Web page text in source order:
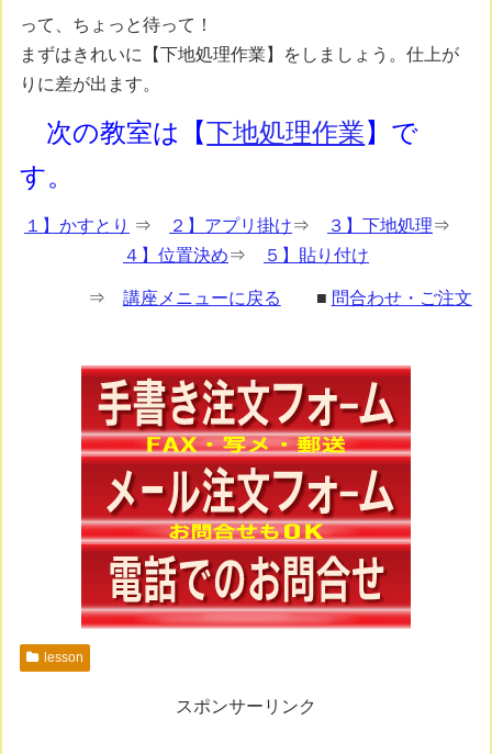
って、ちょっと待って！
まずはきれいに【下地処理作業】をしましょう。仕上が
りに差が出ます。
次の教室は【下地処理作業】で
す。
１】かすとり ⇒ ２】アプリ掛け⇒ ３】下地処理⇒
４】位置決め⇒ ５】貼り付け
⇒ 講座メニューに戻る ■ 問合わせ・ご注文
lesson
スポンサーリンク